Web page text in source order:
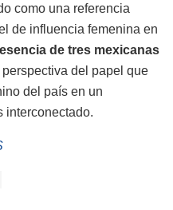
como una referencia
de influencia femenina en
de tres mexicanas
del papel que
del país en un
interconectado.